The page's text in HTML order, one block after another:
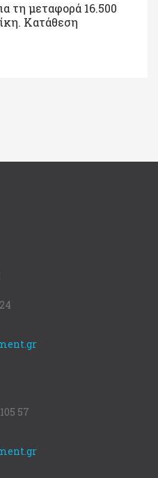
τη μεταφορά 16.500
Κατάθεση
57